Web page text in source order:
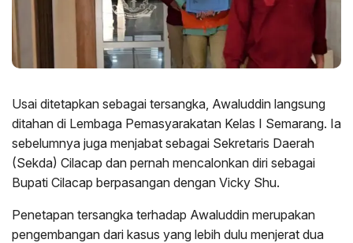
Usai ditetapkan sebagai tersangka, Awaluddin langsung
ditahan di Lembaga Pemasyarakatan Kelas I Semarang. Ia
sebelumnya juga menjabat sebagai Sekretaris Daerah
(Sekda) Cilacap dan pernah mencalonkan diri sebagai
Bupati Cilacap berpasangan dengan Vicky Shu.
Penetapan tersangka terhadap Awaluddin merupakan
pengembangan dari kasus yang lebih dulu menjerat dua